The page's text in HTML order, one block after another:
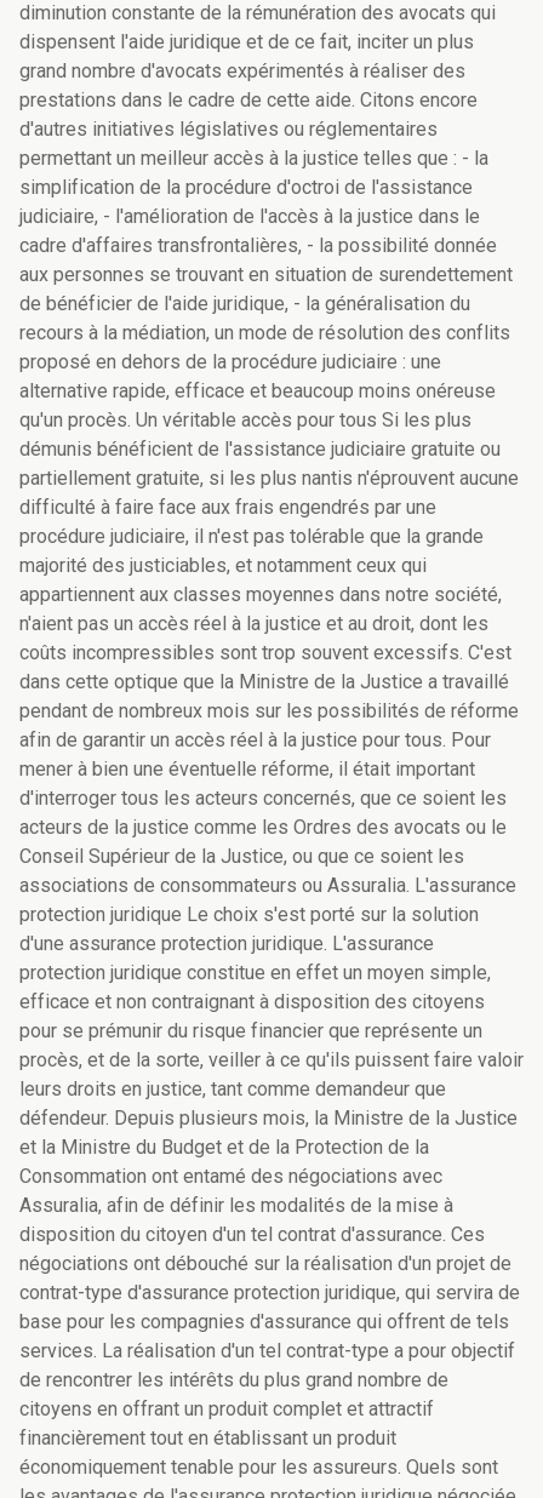
diminution constante de la rémunération des avocats qui
dispensent l'aide juridique et de ce fait, inciter un plus
grand nombre d'avocats expérimentés à réaliser des
prestations dans le cadre de cette aide. Citons encore
d'autres initiatives législatives ou réglementaires
permettant un meilleur accès à la justice telles que : - la
simplification de la procédure d'octroi de l'assistance
judiciaire, - l'amélioration de l'accès à la justice dans le
cadre d'affaires transfrontalières, - la possibilité donnée
aux personnes se trouvant en situation de surendettement
de bénéficier de l'aide juridique, - la généralisation du
recours à la médiation, un mode de résolution des conflits
proposé en dehors de la procédure judiciaire : une
alternative rapide, efficace et beaucoup moins onéreuse
qu'un procès. Un véritable accès pour tous Si les plus
démunis bénéficient de l'assistance judiciaire gratuite ou
partiellement gratuite, si les plus nantis n'éprouvent aucune
difficulté à faire face aux frais engendrés par une
procédure judiciaire, il n'est pas tolérable que la grande
majorité des justiciables, et notamment ceux qui
appartiennent aux classes moyennes dans notre société,
n'aient pas un accès réel à la justice et au droit, dont les
coûts incompressibles sont trop souvent excessifs. C'est
dans cette optique que la Ministre de la Justice a travaillé
pendant de nombreux mois sur les possibilités de réforme
afin de garantir un accès réel à la justice pour tous. Pour
mener à bien une éventuelle réforme, il était important
d'interroger tous les acteurs concernés, que ce soient les
acteurs de la justice comme les Ordres des avocats ou le
Conseil Supérieur de la Justice, ou que ce soient les
associations de consommateurs ou Assuralia. L'assurance
protection juridique Le choix s'est porté sur la solution
d'une assurance protection juridique. L'assurance
protection juridique constitue en effet un moyen simple,
efficace et non contraignant à disposition des citoyens
pour se prémunir du risque financier que représente un
procès, et de la sorte, veiller à ce qu'ils puissent faire valoir
leurs droits en justice, tant comme demandeur que
défendeur. Depuis plusieurs mois, la Ministre de la Justice
et la Ministre du Budget et de la Protection de la
Consommation ont entamé des négociations avec
Assuralia, afin de définir les modalités de la mise à
disposition du citoyen d'un tel contrat d'assurance. Ces
négociations ont débouché sur la réalisation d'un projet de
contrat-type d'assurance protection juridique, qui servira de
base pour les compagnies d'assurance qui offrent de tels
services. La réalisation d'un tel contrat-type a pour objectif
de rencontrer les intérêts du plus grand nombre de
citoyens en offrant un produit complet et attractif
financièrement tout en établissant un produit
économiquement tenable pour les assureurs. Quels sont